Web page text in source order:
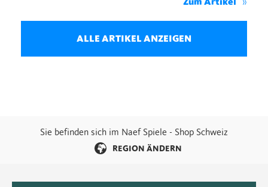
ALLE ARTIKEL ANZEIGEN
Sie befinden sich im Naef Spiele - Shop Schweiz
REGION ÄNDERN